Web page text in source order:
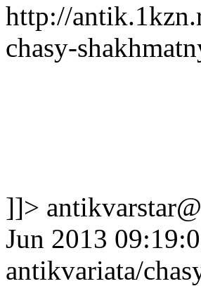
http://
chasy-
]]>
Jun 2013
antikvariata/